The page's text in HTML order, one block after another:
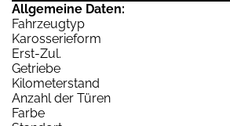
Allgemeine Daten:
Fahrzeugtyp
Karosserieform
Erst-Zul.
Getriebe
Kilometerstand
Anzahl der Türen
Farbe